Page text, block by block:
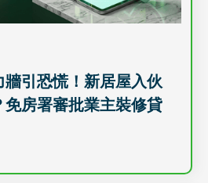
牆引恐慌！新居屋入伙
免房署審批業主裝修貸